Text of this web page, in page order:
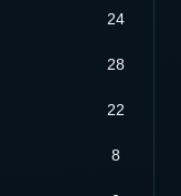
24
28
22
8